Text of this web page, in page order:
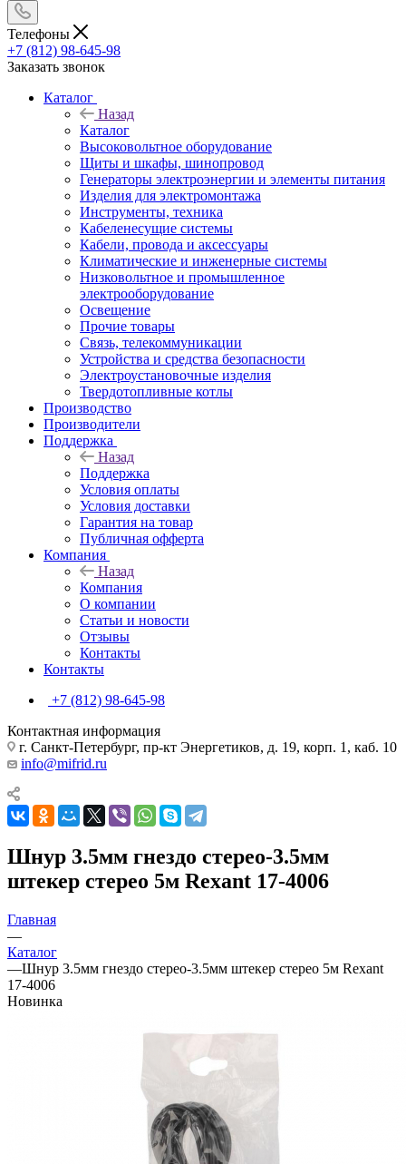
Телефоны
+7 (812) 98-645-98
Заказать звонок
Каталог
Назад
Каталог
Высоковольтное оборудование
Щиты и шкафы, шинопровод
Генераторы электроэнергии и элементы питания
Изделия для электромонтажа
Инструменты, техника
Кабеленесущие системы
Кабели, провода и аксессуары
Климатические и инженерные системы
Низковольтное и промышленное
электрооборудование
Освещение
Прочие товары
Связь, телекоммуникации
Устройства и средства безопасности
Электроустановочные изделия
Твердотопливные котлы
Производство
Производители
Поддержка
Назад
Поддержка
Условия оплаты
Условия доставки
Гарантия на товар
Публичная офферта
Компания
Назад
Компания
О компании
Статьи и новости
Отзывы
Контакты
Контакты
+7 (812) 98-645-98
Контактная информация
г. Санкт-Петербург, пр-кт Энергетиков, д. 19, корп. 1, каб. 10
info@mifrid.ru
Шнур 3.5мм гнездо стерео-3.5мм
штекер стерео 5м Rexant 17-4006
Главная
—
Каталог
—Шнур 3.5мм гнездо стерео-3.5мм штекер стерео 5м Rexant
17-4006
Новинка